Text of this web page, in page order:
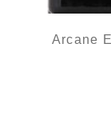
Arcane